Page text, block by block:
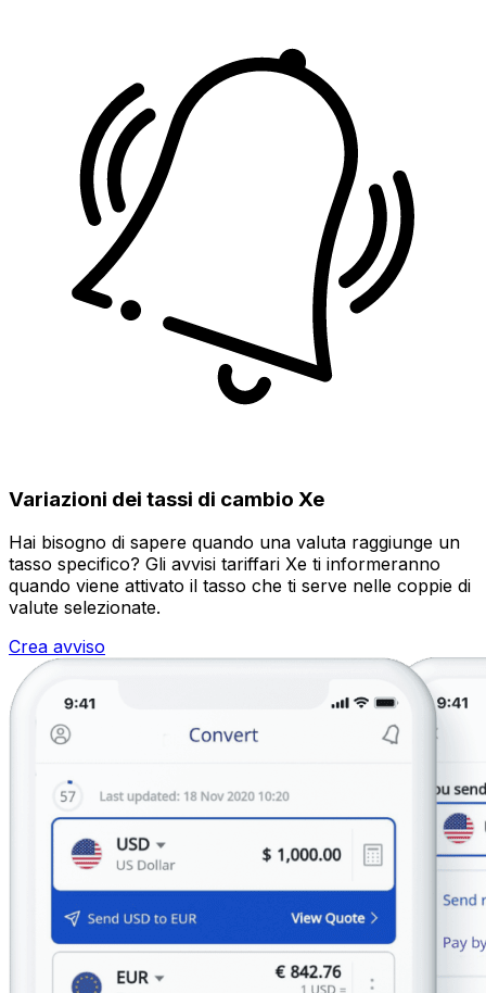
Variazioni dei tassi di cambio Xe
Hai bisogno di sapere quando una valuta raggiunge un
tasso specifico? Gli avvisi tariffari Xe ti informeranno
quando viene attivato il tasso che ti serve nelle coppie di
valute selezionate.
Crea avviso